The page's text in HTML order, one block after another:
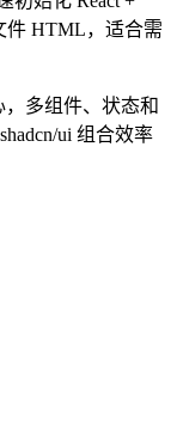
件 HTML，适合需
，多组件、状态和
ui 组合效率